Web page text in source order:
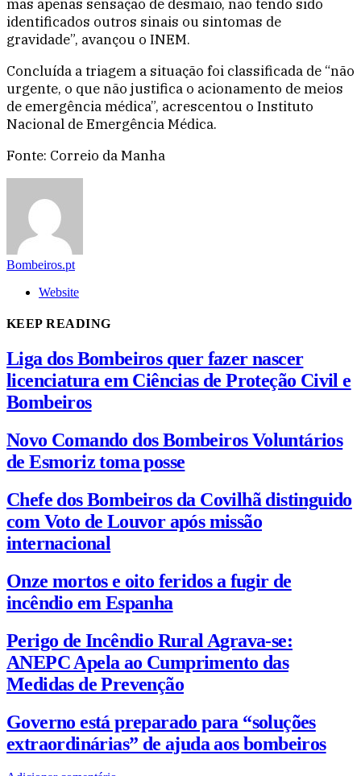
mas apenas sensação de desmaio, não tendo sido
identificados outros sinais ou sintomas de
gravidade”, avançou o INEM.
Concluída a triagem a situação foi classificada de “não
urgente, o que não justifica o acionamento de meios
de emergência médica”, acrescentou o Instituto
Nacional de Emergência Médica.
Fonte: Correio da Manha
Bombeiros.pt
Website
KEEP READING
Liga dos Bombeiros quer fazer nascer
licenciatura em Ciências de Proteção Civil e
Bombeiros
Novo Comando dos Bombeiros Voluntários
de Esmoriz toma posse
Chefe dos Bombeiros da Covilhã distinguido
com Voto de Louvor após missão
internacional
Onze mortos e oito feridos a fugir de
incêndio em Espanha
Perigo de Incêndio Rural Agrava-se:
ANEPC Apela ao Cumprimento das
Medidas de Prevenção
Governo está preparado para “soluções
extraordinárias” de ajuda aos bombeiros